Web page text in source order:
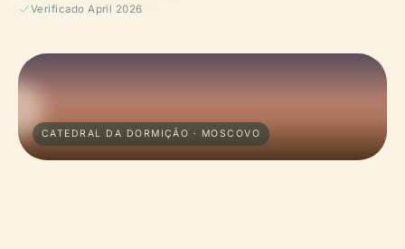
Verificado April 2026
CATEDRAL DA DORMIÇÃO · MOSCOVO